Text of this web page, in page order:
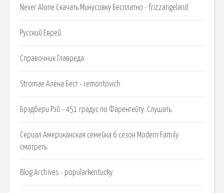
Never Alone Скачать Минусовку Бесплатно - frizzangeland.
Русский Еврей.
Справочник Главреда.
Stromae Алёна Бест - remontovich.
Брэдбери Рэй - 451 градус по Фаренгейту. Слушать.
Сериал Американская семейка 6 сезон Modern Family
смотреть.
Blog Archives - popularkentucky.